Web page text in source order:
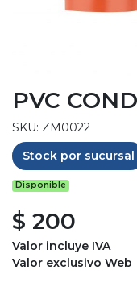
PVC
SKU: ZM0022
Stock por sucursal
Disponible
$ 200
Valor incluye IVA
Valor exclusivo Web